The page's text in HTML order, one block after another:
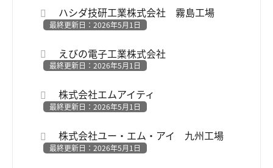
ハシダ技研工業株式会社 霧島工場
最終更新日：2026年5月1日
えびの電子工業株式会社
最終更新日：2026年5月1日
株式会社エムアイティ
最終更新日：2026年5月1日
株式会社ユー・エム・アイ 九州工場
最終更新日：2026年5月1日